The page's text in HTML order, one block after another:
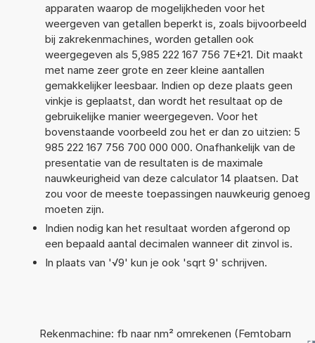
apparaten waarop de mogelijkheden voor het
weergeven van getallen beperkt is, zoals bijvoorbeeld
bij zakrekenmachines, worden getallen ook
weergegeven als 5,985 222 167 756 7E+21. Dit maakt
met name zeer grote en zeer kleine aantallen
gemakkelijker leesbaar. Indien op deze plaats geen
vinkje is geplaatst, dan wordt het resultaat op de
gebruikelijke manier weergegeven. Voor het
bovenstaande voorbeeld zou het er dan zo uitzien: 5
985 222 167 756 700 000 000. Onafhankelijk van de
presentatie van de resultaten is de maximale
nauwkeurigheid van deze calculator 14 plaatsen. Dat
zou voor de meeste toepassingen nauwkeurig genoeg
moeten zijn.
Indien nodig kan het resultaat worden afgerond op
een bepaald aantal decimalen wanneer dit zinvol is.
In plaats van '√9' kun je ook 'sqrt 9' schrijven.
Rekenmachine: fb naar nm² omrekenen (Femtobarn